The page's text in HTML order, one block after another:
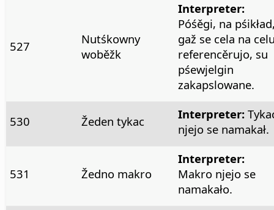
527
Nutśkowny
woběžk
Interpreter:
Póśěgi, na
gaž se cela na
referencěrujo, su
pśewjelgin
zakapslowane.
530 Žeden tykac Interpreter:
njejo se namakał.
531 Žedno makro
Interpreter:
Makro njejo se
namakało.